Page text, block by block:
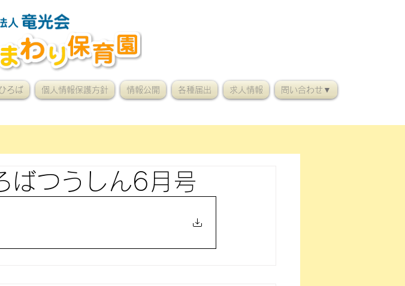
ろば 個人情報保護方針 情報公開 各種届出 求人情報 問い合わせ▼
つうしん6月号